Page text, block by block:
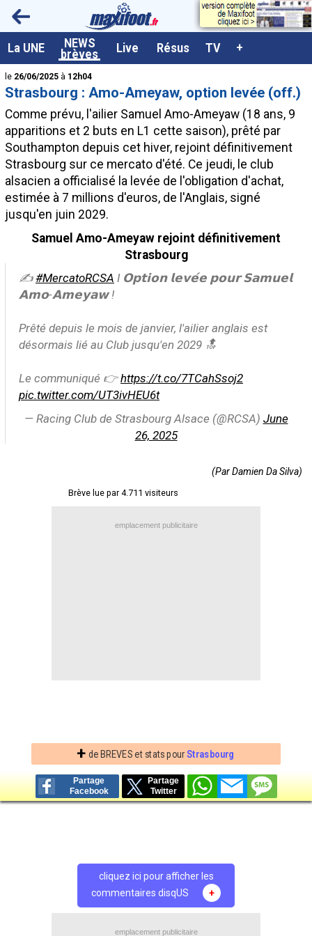
La UNE NEWS
brèves Live Résus TV +
<
le 26/06/2025 à 12h04
Strasbourg : Amo-Ameyaw, option levée (off.)
Comme prévu, l'ailier Samuel Amo-Ameyaw (18 ans, 9
apparitions et 2 buts en L1 cette saison), prêté par
Southampton depuis cet hiver, rejoint définitivement
Strasbourg sur ce mercato d'été. Ce jeudi, le club
alsacien a officialisé la levée de l'obligation d'achat,
estimée à 7 millions d'euros, de l'Anglais, signé
jusqu'en juin 2029.
Samuel Amo-Ameyaw rejoint définitivement
Strasbourg
✍️#MercatoRCSA I 𝗢𝗽𝘁𝗶𝗼𝗻 𝗹𝗲𝘃𝗲́𝗲 𝗽𝗼𝘂𝗿 𝗦𝗮𝗺𝘂𝗲𝗹
𝗔𝗺𝗼-𝗔𝗺𝗲𝘆𝗮𝘄 !
Prêté depuis le mois de janvier, l'ailier anglais est
désormais lié au Club jusqu'en 2029 🔝
Le communiqué 👉https://t.co/7TCahSsoj2
pic.twitter.com/UT3ivHEU6t
— Racing Club de Strasbourg Alsace (@RCSA) June
26, 2025
(Par Damien Da Silva)
Brève lue par 4.711 visiteurs
emplacement publicitaire
+ de BREVES et stats pourStrasbourg
Partage
Facebook
Partage
Twitter
cliquez ici pour afficher les
commentaires disqUS
+
emplacement publicitaire
A la UNE
Dernières brèves
Live / Matchs en direct
Résultats et Classements
Class. buteurs européens
Programme TV foot
Vidéos
Sondages
Taille de la police
Paramètrages / Options
Contact / Signaler un bug
Mentions légales
site web Maxifoot.fr